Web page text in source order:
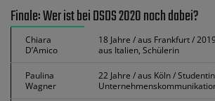
Finale: Wer ist bei DSDS 2020 noch dabei?
Chiara
D’Amico
18 Jahre / aus Frankfurt /
aus Italien, Schülerin
Paulina
Wagner
22 Jahre / aus Köln /